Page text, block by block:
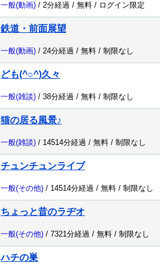
一般(動画) / 2分経過 / 無料 / ログイン限定
鉄道・前面展望
一般(動画) / 24分経過 / 無料 / 制限なし
ども(^○^)久々
一般(雑談) / 38分経過 / 無料 / 制限なし
猫の居る風景♪
一般(雑談) / 14514分経過 / 無料 / 制限なし
チュンチュンライブ
一般(その他) / 14514分経過 / 無料 / 制限なし
ちょっと昔のラヂオ
一般(その他) / 7321分経過 / 無料 / 制限なし
ハチの巣